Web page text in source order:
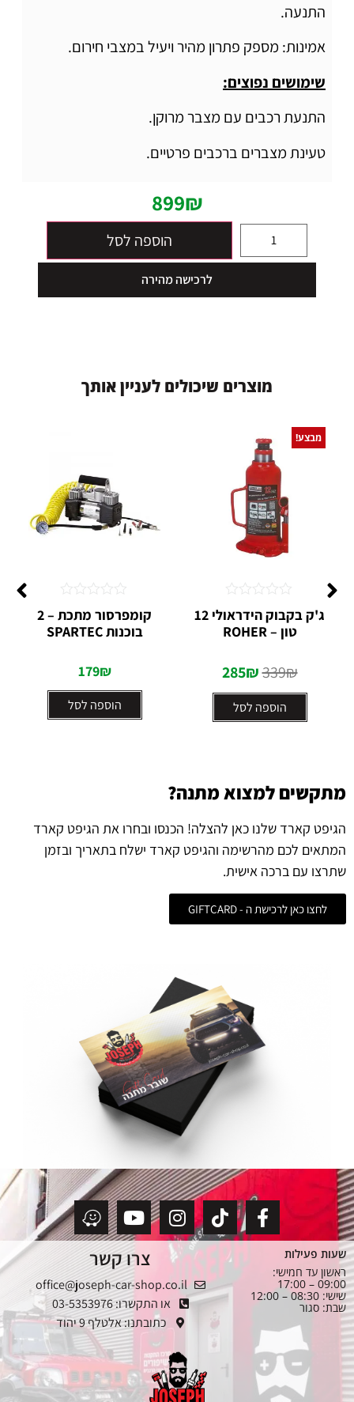
התנעה.
אמינות: מספק פתרון מהיר ויעיל במצבי חירום.
שימושים נפוצים:
התנעת רכבים עם מצבר מרוקן.
טעינת מצברים ברכבים פרטיים.
899₪
הוספה לסל
לרכישה מהירה
מוצרים שיכולים לענייןאותך
מבצע!
ג'ק בקבוק הידראולי 12
טון – ROHER
339₪
285₪
הוספה לסל
דורג
0
מתוך
קומפרסור מתכת – 2
בוכנות SPARTEC
179₪
הוספה לסל
0
מתוך
מתקשים למצוא מתנה?
הגיפט קארד שלנו כאן להצלה! הכנסו ובחרו את הגיפט קארד
המתאים לכם מהרשימה והגיפט קארד ישלח בתאריך ובזמן
שתרצו עם ברכה אישית.
לחצו כאן לרכישת ה - GIFTCARD
שעות פעילות
ראשון עד חמישי:
09:00 – 17:00
שישי: 08:30 – 12:00
שבת: סגור
צרו קשר
office@joseph-car-shop.co.il
או התקשרו: 03-5353976
כתובתנו: אלטלף 9 יהוד